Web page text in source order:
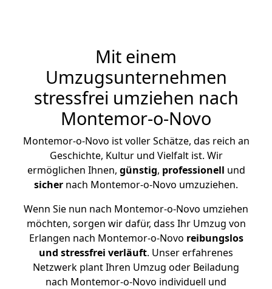
Mit einem
Umzugsunternehmen
stressfrei umziehen nach
Montemor-o-Novo
Montemor-o-Novo ist voller Schätze, das reich an
Geschichte, Kultur und Vielfalt ist. Wir
ermöglichen Ihnen, günstig, professionell und
sicher nach Montemor-o-Novo umzuziehen.
Wenn Sie nun nach Montemor-o-Novo umziehen
möchten, sorgen wir dafür, dass Ihr Umzug von
Erlangen nach Montemor-o-Novo reibungslos
und stressfrei verläuft. Unser erfahrenes
Netzwerk plant Ihren Umzug oder Beiladung
nach Montemor-o-Novo individuell und